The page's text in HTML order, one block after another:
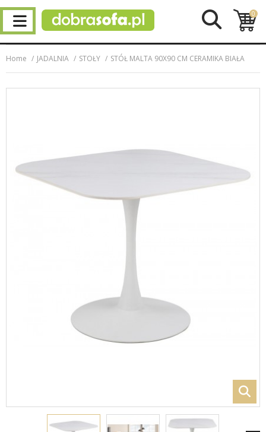
0
Home JADALNIA STOŁY STÓŁ MALTA 90X90 CM CERAMIKA BIAŁA